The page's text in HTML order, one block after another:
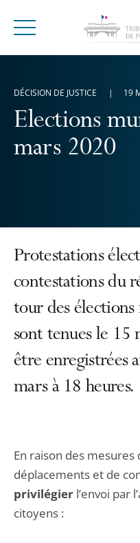
Menu
Elections
mars 2020
DÉCISION DE JUSTICE 19
Protestations
contestations du
tour des élections
sont tenues le 15
être enregistrées
mars à 18 heures.
En raison des mesures
déplacements et de
privilégier l’envoi par
citoyens :